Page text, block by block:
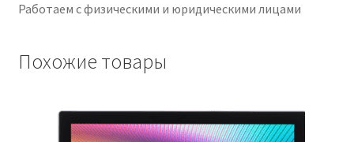
Работаем с физическими и юридическими лицами
Похожие товары